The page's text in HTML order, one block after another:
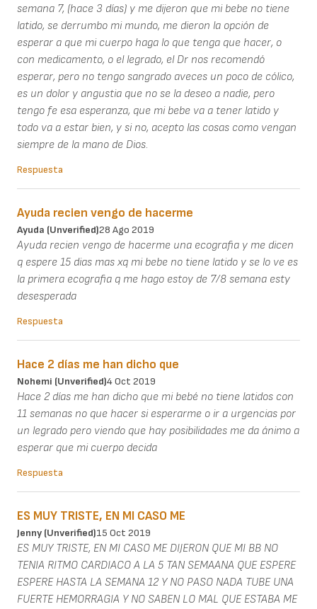
semana 7, (hace 3 días) y me dijeron que mi bebe no tiene
latido, se derrumbo mi mundo, me dieron la opción de
esperar a que mi cuerpo haga lo que tenga que hacer, o
con medicamento, o el legrado, el Dr nos recomendó
esperar, pero no tengo sangrado aveces un poco de cólico,
es un dolor y angustia que no se la deseo a nadie, pero
tengo fe esa esperanza, que mi bebe va a tener latido y
todo va a estar bien, y si no, acepto las cosas como vengan
siempre de la mano de Dios.
Respuesta
Ayuda recien vengo de hacerme
Ayuda (unverified)28 Ago 2019
Ayuda recien vengo de hacerme una ecografia y me dicen
q espere 15 dias mas xq mi bebe no tiene latido y se lo ve es
la primera ecografia q me hago estoy de 7/8 semana esty
desesperada
Respuesta
Hace 2 días me han dicho que
Nohemi (unverified)4 Oct 2019
Hace 2 días me han dicho que mi bebé no tiene latidos con
11 semanas no que hacer si esperarme o ir a urgencias por
un legrado pero viendo que hay posibilidades me da ánimo a
esperar que mi cuerpo decida
Respuesta
ES MUY TRISTE, EN MI CASO ME
Jenny (unverified)15 Oct 2019
ES MUY TRISTE, EN MI CASO ME DIJERON QUE MI BB NO
TENIA RITMO CARDIACO A LA 5 TAN SEMAANA QUE ESPERE
ESPERE HASTA LA SEMANA 12 Y NO PASO NADA TUBE UNA
FUERTE HEMORRAGIA Y NO SABEN LO MAL QUE ESTABA ME